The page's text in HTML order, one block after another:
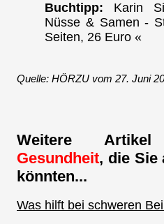
Buchtipp: Karin
Nüsse & Samen -
Seiten, 26 Euro «
Quelle: HÖRZU vom 27. Juni
Weitere
Gesundheit, die Sie
könnten...
Was hilft bei schweren